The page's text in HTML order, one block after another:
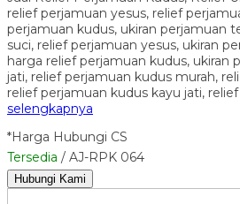
relief perjamuan yesus, relief
perjamuan kudus, ukiran perjamuan
suci, relief perjamuan yesus, ukiran
harga relief perjamuan kudus, ukiran
jati, relief perjamuan kudus murah,
relief perjamuan kudus kayu jati,
selengkapnya
*Harga Hubungi CS
Tersedia / AJ-RPK 064
Hubungi Kami